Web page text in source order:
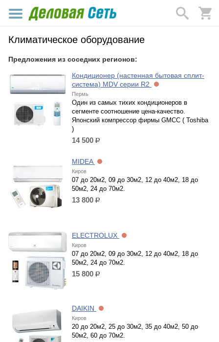
Климатическое оборудование
Предложения из соседних регионов:
Кондиционер (настенная бытовая сплит-
система) MDV серии R2
Пермь
Один из самых тихих кондиционеров в
сегменте соотношение цена-качество.
Японский компрессор фирмы GMCC ( Toshiba
)
14 500 р.
MIDEA
Киров
07 до 20м2, 09 до 30м2, 12 до 40м2, 18 до
50м2, 24 до 70м2.
13 800 р.
ELECTROLUX
Киров
07 до 20м2, 09 до 30м2, 12 до 40м2, 18 до
50м2, 24 до 70м2.
15 800 р.
DAIKIN
Киров
20 до 20м2, 25 до 30м2, 35 до 40м2, 50 до
50м2, 60 до 70м2.